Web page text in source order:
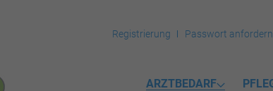
Registrierung Passwort anfordern
ARZTBEDARF